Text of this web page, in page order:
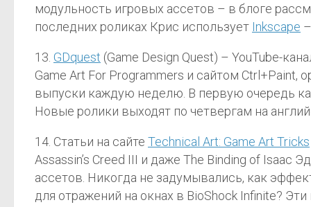
модульность игровых ассетов – в блоге
последних роликах Крис использует Inkscape
13. GDquest (Game Design Quest) – YouTube-
Game Art For Programmers и сайтом Ctrl+Paint,
выпуски каждую неделю. В первую очередь
Новые ролики выходят по четвергам на
14. Статьи на сайте Technical Art: Game Art Tricks
Assassin’s Creed III и даже The Binding of
ассетов. Никогда не задумывались, как
для отражений на окнах в BioShock Infinite?